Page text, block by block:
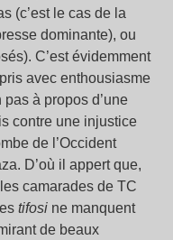
(c’est le cas de la
dominante), ou
C’est évidemment
avec enthousiasme
pas à propos d’une
contre une injustice
de l’Occident
D’où il appert que,
camarades de TC
tifosi ne manquent
de beaux